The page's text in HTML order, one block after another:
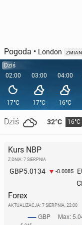
Pogoda • London
Dziś
02:00
17°C
Dziś 32°C 16°C
03:00
17°C
04:00
16°C
Kurs NBP
Z DNIA: 7 SIERPNIA
GBP5.0134 -0.0085
Forex
AKTUALIZACJA: 7 SIERPNIA, 22:00